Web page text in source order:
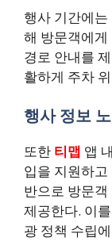
행사 기간에
해 방문객에
경로 안내를
활하게 주차
행사 정보
또한 티맵 앱
입을 지원하
반으로 방문객
제공한다. 이
광 정책 수립